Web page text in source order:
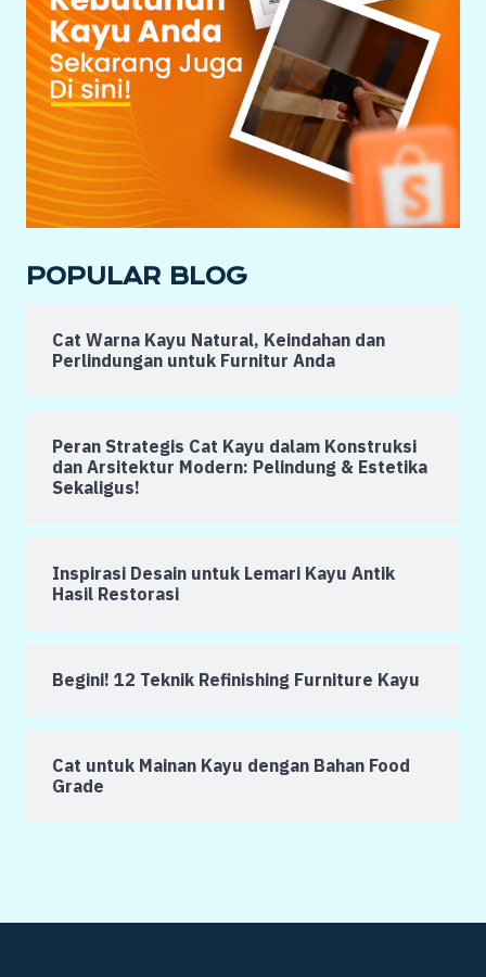
POPULAR BLOG
Cat Warna Kayu Natural, Keindahan dan
Perlindungan untuk Furnitur Anda
Peran Strategis Cat Kayu dalam Konstruksi
dan Arsitektur Modern: Pelindung & Estetika
Sekaligus!
Inspirasi Desain untuk Lemari Kayu Antik
Hasil Restorasi
Begini! 12 Teknik Refinishing Furniture Kayu
Cat untuk Mainan Kayu dengan Bahan Food
Grade